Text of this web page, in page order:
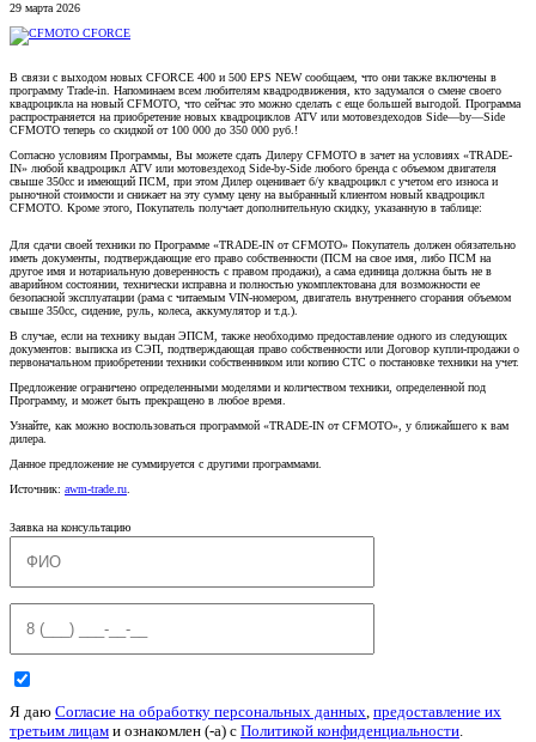
29 марта 2026
В связи с выходом новых CFORCE 400 и 500 EPS NEW сообщаем, что они также включены в
программу Trade-in. Напоминаем всем любителям квадродвижения, кто задумался о смене своего
квадроцикла на новый CFMOTO, что сейчас это можно сделать с еще большей выгодой. Программа
распространяется на приобретение новых квадроциклов ATV или мотовездеходов Side—by—Side
CFMOTO теперь со скидкой от 100 000 до 350 000 руб.!
Согласно условиям Программы, Вы можете сдать Дилеру CFMOTO в зачет на условиях «TRADE-
IN» любой квадроцикл ATV или мотовездеход Side-by-Side любого бренда с объемом двигателя
свыше 350сс и имеющий ПСМ, при этом Дилер оценивает б/у квадроцикл с учетом его износа и
рыночной стоимости и снижает на эту сумму цену на выбранный клиентом новый квадроцикл
CFMOTO. Кроме этого, Покупатель получает дополнительную скидку, указанную в таблице:
Для сдачи своей техники по Программе «TRADE-IN от CFMOTO» Покупатель должен обязательно
иметь документы, подтверждающие его право собственности (ПСМ на свое имя, либо ПСМ на
другое имя и нотариальную доверенность с правом продажи), а сама единица должна быть не в
аварийном состоянии, технически исправна и полностью укомплектована для возможности ее
безопасной эксплуатации (рама с читаемым VIN-номером, двигатель внутреннего сгорания объемом
свыше 350сс, сидение, руль, колеса, аккумулятор и т.д.).
В случае, если на технику выдан ЭПСМ, также необходимо предоставление одного из следующих
документов: выписка из СЭП, подтверждающая право собственности или Договор купли-продажи о
первоначальном приобретении техники собственником или копию СТС о постановке техники на учет.
Предложение ограничено определенными моделями и количеством техники, определенной под
Программу, и может быть прекращено в любое время.
Узнайте, как можно воспользоваться программой «TRADE-IN от CFMOTO», у ближайшего к вам
дилера.
Данное предложение не суммируется с другими программами.
Источник: awm-trade.ru
Заявка на консультацию
Я даю Согласие на обработку персональных данных, предоставление их
третьим лицам и ознакомлен (-а) c Политикой конфиденциальности.